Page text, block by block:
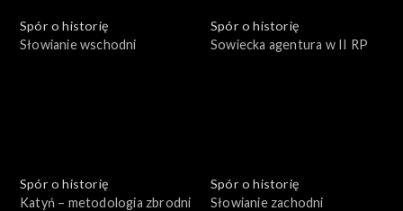
Spór o historię
Słowianie wschodni
Spór o historię
Sowiecka agentura w II RP
Spór o historię
Katyń – metodologia zbrodni
Spór o historię
Słowianie zachodni